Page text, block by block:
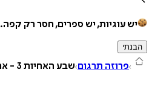
יש עוגיות, יש ספרים, חסר רק קפה.
הבנתי
פרוזה תרגום שבע האחיות 3 - אחות הצללים